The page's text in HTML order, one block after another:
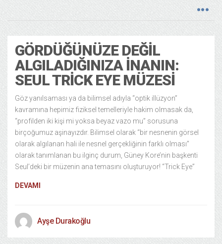
GÖRDÜĞÜNÜZE DEĞIL
ALGILADIĞINIZA İNANIN:
SEUL TRICK EYE MÜZESI
Göz yanılsaması ya da bilimsel adıyla “optik illüzyon”
kavramına hepimiz fiziksel temelleriyle hakim olmasak da,
“profilden iki kişi mi yoksa beyaz vazo mu” sorusuna
birçoğumuz aşinayızdır. Bilimsel olarak “bir nesnenin görsel
olarak algılanan hali ile nesnel gerçekliğinin farklı olması”
olarak tanımlanan bu ilginç durum, Güney Kore’nin başkenti
Seul’deki bir müzenin ana temasını oluşturuyor! “Trick Eye”
DEVAMI
Ayşe Durakoğlu